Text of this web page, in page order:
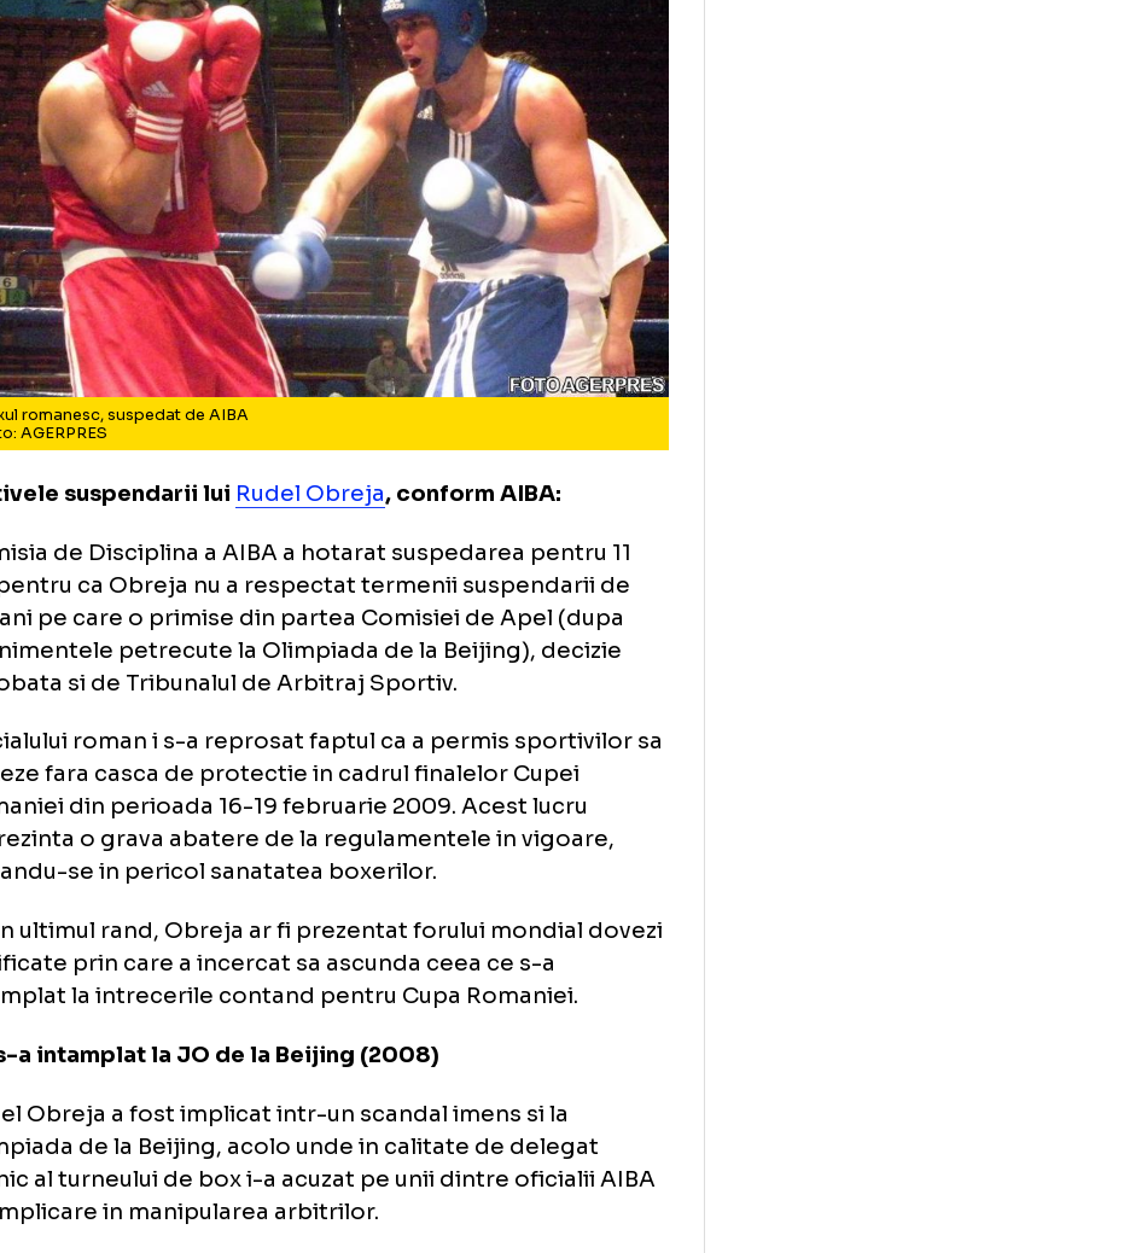
Boxul romanesc, suspedat de AIBA
Foto: AGERPRES
Motivele suspendarii luiRudel Obreja, conform AIBA:
ani pentru ca Obreja nu a respectat termenii suspendarii de
doi ani pe care o primise din partea Comisiei de Apel (dupa
evenimentele petrecute la Olimpiada de la Beijing), decizie
aprobata si de Tribunalul de Arbitraj Sportiv.
Oficialului roman i s-a reprosat faptul ca a permis sportivilor sa
boxeze fara casca de protectie in cadrul finalelor Cupei
Romaniei din perioada 16-19 februarie 2009. Acest lucru
punandu-se in pericol sanatatea boxerilor.
Nu in ultimul rand, Obreja ar fi prezentat forului mondial dovezi
falsificate prin care a incercat sa ascunda ceea ce s-a
intamplat la intrecerile contand pentru Cupa Romaniei.